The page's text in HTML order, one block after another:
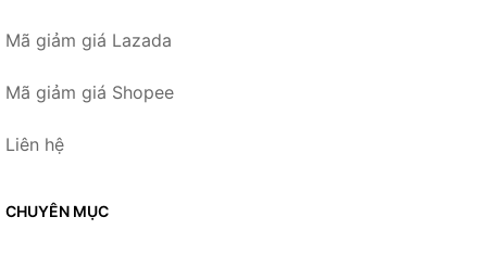
Mã giảm giá Lazada
Mã giảm giá Shopee
Liên hệ
CHUYÊN MỤC